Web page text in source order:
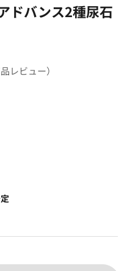
ドバンス2種尿石
レビュー）